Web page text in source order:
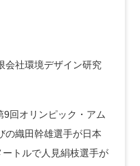
会社環境デザイン研究
回オリンピック・アム
の織田幹雄選手が日本
トルで人見絹枝選手が